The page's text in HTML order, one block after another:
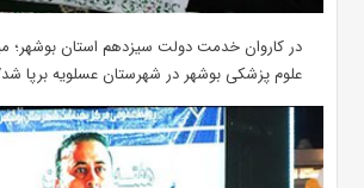
در کاروان خدمت دولت سیزدهم استان بوشهر؛
علوم پزشکی بوشهر در شهرستان عسلویه برپا